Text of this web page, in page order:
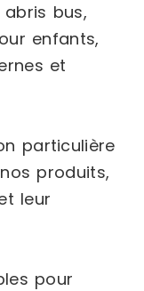
bus,
enfants,
et
particulière
produits,
leur
pour